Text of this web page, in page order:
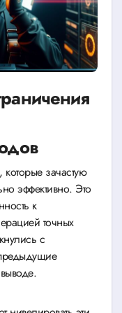
эффективно. Это
к
точных
с